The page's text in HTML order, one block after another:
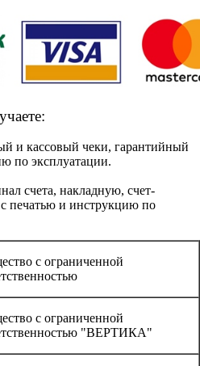
и кассовый чеки, гарантийный
по эксплуатации.
счета, накладную, счет-
печатью и инструкцию по
с ограниченной
с ограниченной
"ВЕРТИКА"